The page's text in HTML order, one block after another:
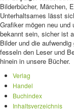
Bilderbücher, Märchen,
Unterhaltsames lässt
Grafiker mögen neu und
bekannt sein, sicher ist
Bilder und die
fesseln den Leser und
hinein in unsere Bücher.
Verlag
Handel
Buchindex
Inhaltsverzeichnis